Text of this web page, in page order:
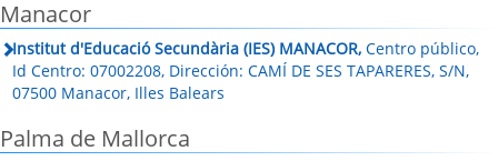
Manacor
Institut d'Educació Secundària (IES) MANACOR, Centro público,
Id Centro: 07002208, Dirección: CAMÍ DE SES TAPARERES, S/N,
07500 Manacor, Illes Balears
Palma de Mallorca